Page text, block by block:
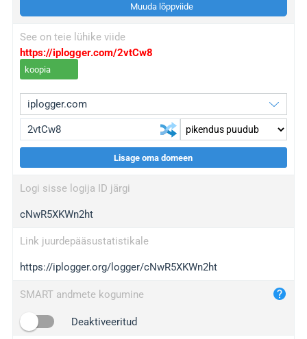
Muuda lõppviide
See on teie lühike viide
https://iplogger.com/2vtCw8
koopia
wl.gl
ed.tc
bc.ax
iplogger.com
maper.info
2no.co
Lisage oma domeen
Logi sisse logija ID järgi
cNwR5XKWn2ht
Link juurdepääsustatistikale
https://iplogger.org/logger/cNwR5XKWn2ht
SMART andmete kogumine
Deaktiveeritud